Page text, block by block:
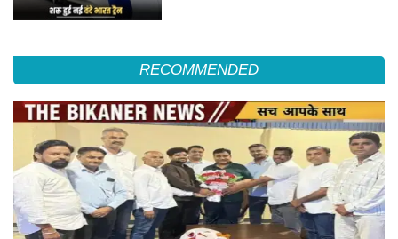
RECOMMENDED